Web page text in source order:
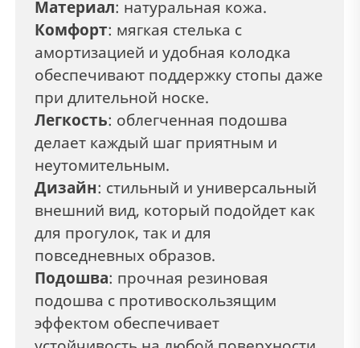
Материал: натуральная кожа.
Комфорт: мягкая стелька с
амортизацией и удобная колодка
обеспечивают поддержку стопы даже
при длительной носке.
Легкость: облегченная подошва
делает каждый шаг приятным и
неутомительным.
Дизайн: стильный и универсальный
внешний вид, который подойдет как
для прогулок, так и для
повседневных образов.
Подошва: прочная резиновая
подошва с противоскользящим
эффектом обеспечивает